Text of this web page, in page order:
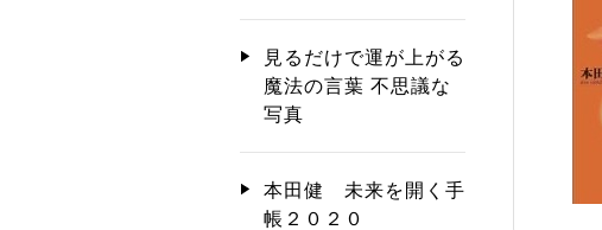
見るだけで運が上がる
魔法の言葉 不思議な
写真
本田健 未来を開く手
帳２０２０